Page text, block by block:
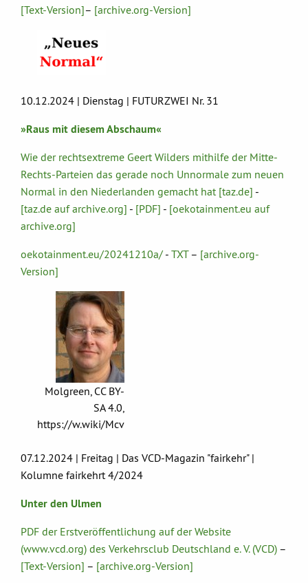
[Text-Version]– [archive.org-Version]
10.12.2024 | Dienstag | FUTURZWEI Nr. 31
»Raus mit diesem Abschaum«
Wie der rechtsextreme Geert Wilders mithilfe der Mitte-
Rechts-Parteien das gerade noch Unnormale zum neuen
Normal in den Niederlanden gemacht hat [taz.de] -
[taz.de auf archive.org] - [PDF] - [oekotainment.eu auf
archive.org]
oekotainment.eu/20241210a/ - TXT– [archive.org-
Version]
Molgreen, CC BY-
SA 4.0,
https://w.wiki/Mcv
07.12.2024 | Freitag | Das VCD-Magazin "fairkehr" |
Kolumne fairkehrt 4/2024
Unter den Ulmen
PDF der Erstveröffentlichung auf der Website
(www.vcd.org) des Verkehrsclub Deutschland e. V. (VCD) –
[Text-Version] – [archive.org-Version]